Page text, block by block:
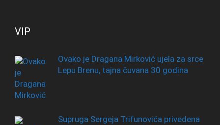
VIP
Ovako je Dragana Mirković ujela za srce
Lepu Brenu, tajna čuvana 30 godina
Supruga Sergeja Trifunovića privedena